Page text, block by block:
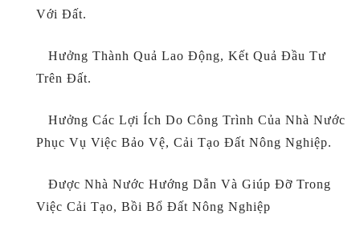
Với Đất.
Hưởng Thành Quả Lao Động, Kết Quả Đầu Tư
Trên Đất.
Hưởng Các Lợi Ích Do Công Trình Của Nhà Nước
Phục Vụ Việc Bảo Vệ, Cải Tạo Đất Nông Nghiệp.
Được Nhà Nước Hướng Dẫn Và Giúp Đỡ Trong
Việc Cải Tạo, Bồi Bổ Đất Nông Nghiệp